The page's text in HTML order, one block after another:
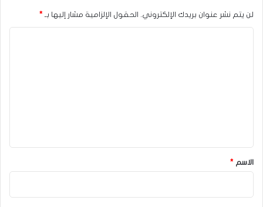
لن يتم نشر عنوان بريدك الإلكتروني. الحقول الإلزامية مشار إليها بـ *
*
الاسم *